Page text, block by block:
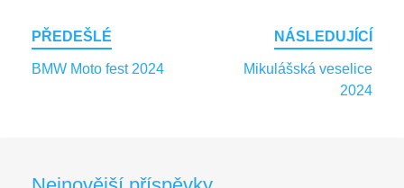
Post
navigation
PŘEDEŠLÉ
BMW Moto fest 2024
NÁSLEDUJÍCÍ
Mikulášská veselice
2024